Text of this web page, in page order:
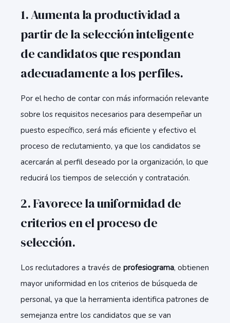
1. Aumenta la productividad a
partir de la selección inteligente
de candidatos que respondan
adecuadamente a los perfiles.
Por el hecho de contar con más información relevante
sobre los requisitos necesarios para desempeñar un
puesto específico, será más eficiente y efectivo el
proceso de reclutamiento, ya que los candidatos se
acercarán al perfil deseado por la organización, lo que
reducirá los tiempos de selección y contratación.
2. Favorece la uniformidad de
criterios en el proceso de
selección.
Los reclutadores a través de profesiograma, obtienen
mayor uniformidad en los criterios de búsqueda de
personal, ya que la herramienta identifica patrones de
semejanza entre los candidatos que se van